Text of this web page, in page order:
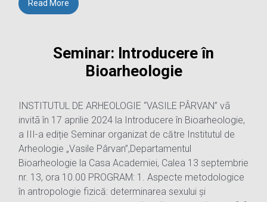
Read More
Seminar: Introducere în
Bioarheologie
INSTITUTUL DE ARHEOLOGIE “VASILE PÂRVAN” vã
invitã în 17 aprilie 2024 la Introducere în Bioarheologie,
a III-a ediție Seminar organizat de către Institutul de
Arheologie „Vasile Pârvan”,Departamentul
Bioarheologie la Casa Academiei, Calea 13 septembrie
nr. 13, ora 10.00 PROGRAM: 1. Aspecte metodologice
în antropologie fizică: determinarea sexului și